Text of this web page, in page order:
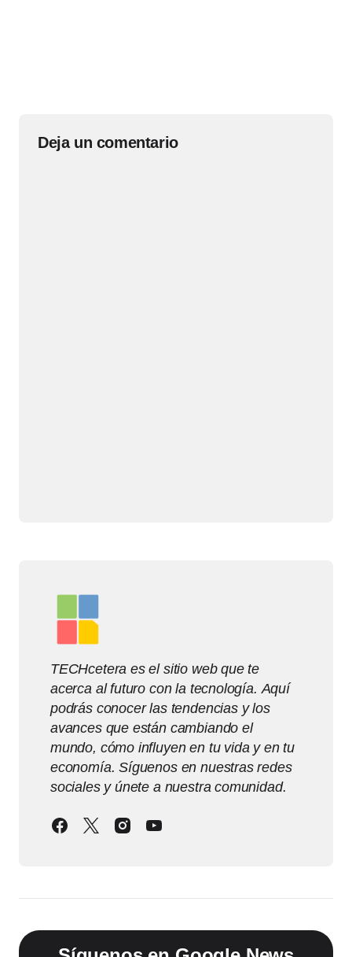
Deja un comentario
TECHcetera es el sitio web que te
acerca al futuro con la tecnología. Aquí
podrás conocer las tendencias y los
avances que están cambiando el
mundo, cómo influyen en tu vida y en tu
economía. Síguenos en nuestras redes
sociales y únete a nuestra comunidad.